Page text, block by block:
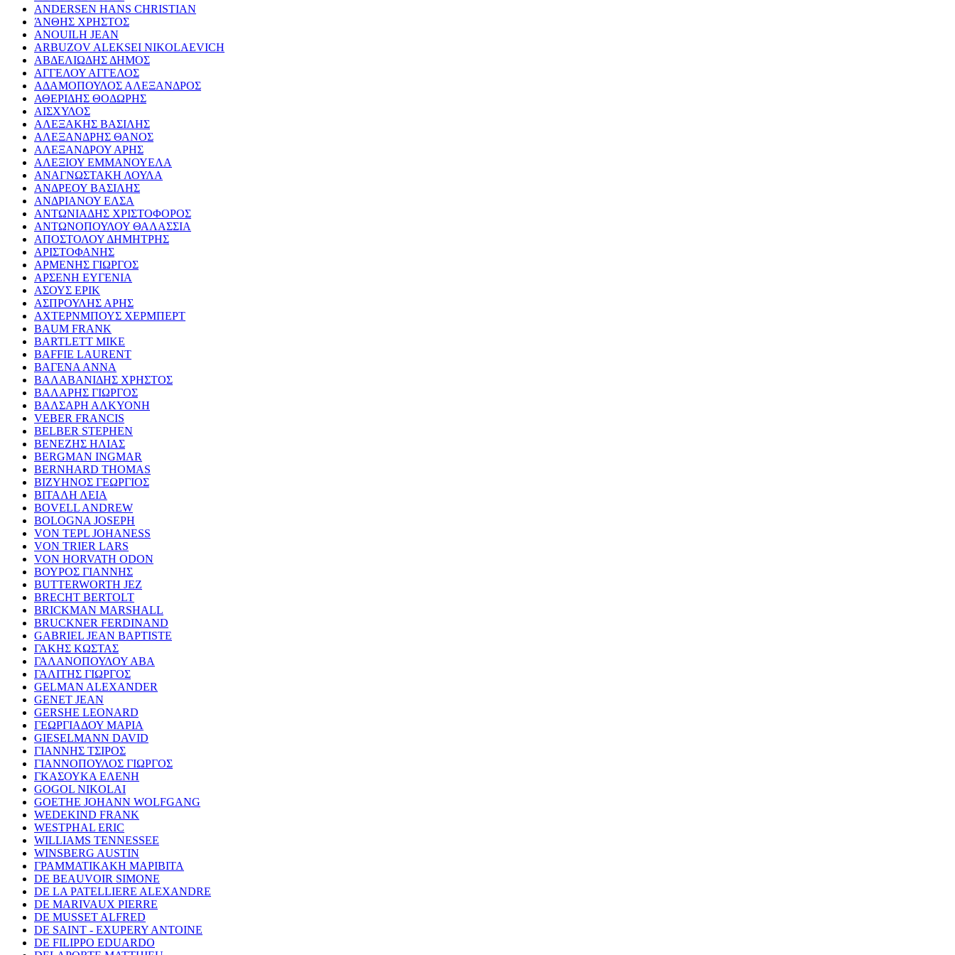
ANDERSEN HANS CHRISTIAN
ΆΝΘΗΣ ΧΡΗΣΤΟΣ
ANOUILH JEAN
ARBUZOV ALEKSEI NIKOLAEVICH
ΑΒΔΕΛΙΩΔΗΣ ΔΗΜΟΣ
ΑΓΓΕΛΟΥ ΑΓΓΕΛΟΣ
ΑΔΑΜΟΠΟΥΛΟΣ ΑΛΕΞΑΝΔΡΟΣ
ΑΘΕΡΙΔΗΣ ΘΟΔΩΡΗΣ
ΑΙΣΧΥΛΟΣ
ΑΛΕΞΑΚΗΣ ΒΑΣΙΛΗΣ
ΑΛΕΞΑΝΔΡΗΣ ΘΑΝΟΣ
ΑΛΕΞΑΝΔΡΟΥ ΑΡΗΣ
ΑΛΕΞΙΟΥ ΕΜΜΑΝΟΥΕΛΑ
ΑΝΑΓΝΩΣΤΑΚΗ ΛΟΥΛΑ
ΑΝΔΡΕΟΥ ΒΑΣΙΛΗΣ
ΑΝΔΡΙΑΝΟΥ ΕΛΣΑ
ΑΝΤΩΝΙΑΔΗΣ ΧΡΙΣΤΟΦΟΡΟΣ
ΑΝΤΩΝΟΠΟΥΛΟΥ ΘΑΛΑΣΣΙΑ
ΑΠΟΣΤΟΛΟΥ ΔΗΜΗΤΡΗΣ
ΑΡΙΣΤΟΦΑΝΗΣ
ΑΡΜΕΝΗΣ ΓΙΩΡΓΟΣ
ΑΡΣΕΝΗ ΕΥΓΕΝΙΑ
ΑΣΟΥΣ ΕΡΙΚ
ΑΣΠΡΟΥΛΗΣ ΑΡΗΣ
ΑΧΤΕΡΝΜΠΟΥΣ ΧΕΡΜΠΕΡΤ
BAUM FRANK
BARTLETT MIKE
BAFFIE LAURENT
ΒΑΓΕΝΑ ΑΝΝΑ
ΒΑΛΑΒΑΝΙΔΗΣ ΧΡΗΣΤΟΣ
ΒΑΛΑΡΗΣ ΓΙΩΡΓΟΣ
ΒΑΛΣΑΡΗ ΑΛΚΥΟΝΗ
VEBER FRANCIS
BELBER STEPHEN
ΒΕΝΕΖΗΣ ΗΛΙΑΣ
BERGMAN INGMAR
BERNHARD THOMAS
ΒΙΖΥΗΝΟΣ ΓΕΩΡΓΙΟΣ
ΒΙΤΑΛΗ ΛΕΙΑ
BOVELL ANDREW
BOLOGNA JOSEPH
VON TEPL JOHANESS
VON TRIER LARS
VON HORVATH ODON
ΒΟΥΡΟΣ ΓΙΑΝΝΗΣ
BUTTERWORTH JEZ
BRECHT BERTOLT
BRICKMAN MARSHALL
BRUCKNER FERDINAND
GABRIEL JEAN BAPTISTE
ΓΑΚΗΣ ΚΩΣΤΑΣ
ΓΑΛΑΝΟΠΟΥΛΟΥ ΑΒΑ
ΓΑΛΙΤΗΣ ΓΙΩΡΓΟΣ
GELMAN ALEXANDER
GENET JEAN
GERSHE LEONARD
ΓΕΩΡΓΙΑΔΟΥ ΜΑΡΙΑ
GIESELMANN DAVID
ΓΙΑΝΝΗΣ ΤΣΙΡΟΣ
ΓΙΑΝΝΟΠΟΥΛΟΣ ΓΙΩΡΓΟΣ
ΓΚΑΣΟΥΚΑ ΕΛΕΝΗ
GOGOL NIKOLAI
GOETHE JOHANN WOLFGANG
WEDEKIND FRANK
WESTPHAL ERIC
WILLIAMS TENNESSEE
WINSBERG AUSTIN
ΓΡΑΜΜΑΤΙΚΑΚΗ ΜΑΡΙΒΙΤΑ
DE BEAUVOIR SIMONE
DE LA PATELLIERE ALEXANDRE
DE MARIVAUX PIERRE
DE MUSSET ALFRED
DE SAINT - EXUPERY ANTOINE
DE FILIPPO EDUARDO